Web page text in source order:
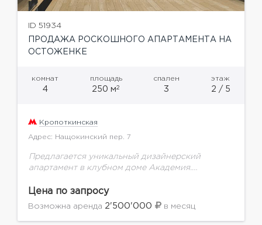
ID 51934
ПРОДАЖА РОСКОШНОГО АПАРТАМЕНТА НА
ОСТОЖЕНКЕ
комнат
4
площадь
250 м2
спален
3
этаж
2 / 5
Кропоткинская
Адрес: Нащокинский пер. 7
Предлагается уникальный дизайнерский
апартамент в клубном доме Академия.
решение включает в себя: кухню-столовую,
которая отделена от просторной гостиной,
Цена по запросу
Возможна аренда 2'500'000 в месяц